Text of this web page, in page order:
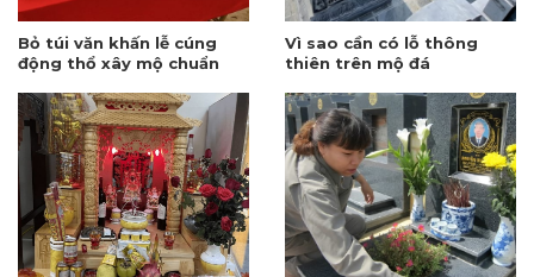
Bỏ túi văn khấn lễ cúng
động thổ xây mộ chuẩn
Vì sao cần có lỗ thông
thiên trên mộ đá